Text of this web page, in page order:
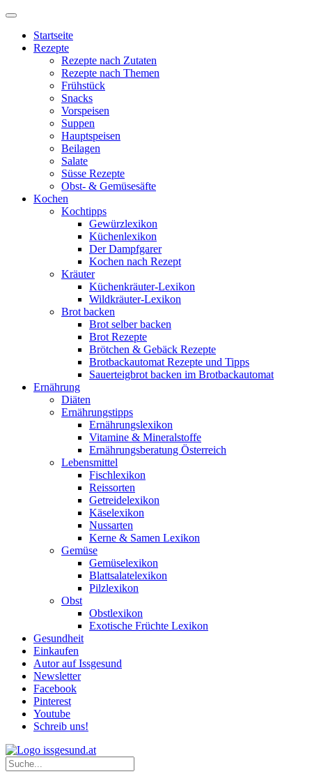
Startseite
Rezepte
Rezepte nach Zutaten
Rezepte nach Themen
Frühstück
Snacks
Vorspeisen
Suppen
Hauptspeisen
Beilagen
Salate
Süsse Rezepte
Obst- & Gemüsesäfte
Kochen
Kochtipps
Gewürzlexikon
Küchenlexikon
Der Dampfgarer
Kochen nach Rezept
Kräuter
Küchenkräuter-Lexikon
Wildkräuter-Lexikon
Brot backen
Brot selber backen
Brot Rezepte
Brötchen & Gebäck Rezepte
Brotbackautomat Rezepte und Tipps
Sauerteigbrot backen im Brotbackautomat
Ernährung
Diäten
Ernährungstipps
Ernährungslexikon
Vitamine & Mineralstoffe
Ernährungsberatung Österreich
Lebensmittel
Fischlexikon
Reissorten
Getreidelexikon
Käselexikon
Nussarten
Kerne & Samen Lexikon
Gemüse
Gemüselexikon
Blattsalatelexikon
Pilzlexikon
Obst
Obstlexikon
Exotische Früchte Lexikon
Gesundheit
Einkaufen
Autor auf Issgesund
Newsletter
Facebook
Pinterest
Youtube
Schreib uns!